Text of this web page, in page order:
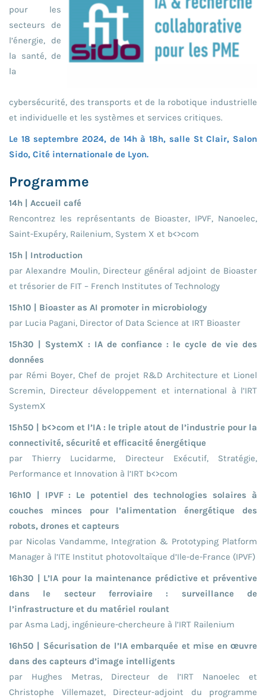
pour les
secteurs de
l’énergie, de
la santé, de
la
cybersécurité, des transports et de la robotique industrielle
et individuelle et les systèmes et services critiques.
Le 18 septembre 2024, de 14h à 18h, salle St Clair, Salon
Sido, Cité internationale de Lyon.
Programme
14h | Accueil café
Rencontrez les représentants de Bioaster, IPVF, Nanoelec,
Saint-Exupéry, Railenium, System X et b<>com
15h | Introduction
par Alexandre Moulin, Directeur général adjoint de Bioaster
et trésorier de FIT – French Institutes of Technology
15h10 | Bioaster as AI promoter in microbiology
par Lucia Pagani, Director of Data Science at IRT Bioaster
15h30 | SystemX : IA de confiance : le cycle de vie des
données
par Rémi Boyer, Chef de projet R&D Architecture et Lionel
Scremin, Directeur développement et international à l’IRT
SystemX
15h50 | b<>com et l’IA : le triple atout de l’industrie pour la
connectivité, sécurité et efficacité énergétique
par Thierry Lucidarme, Directeur Exécutif, Stratégie,
Performance et Innovation à l’IRT b<>com
16h10 | IPVF : Le potentiel des technologies solaires à
couches minces pour l’alimentation énergétique des
robots, drones et capteurs
par Nicolas Vandamme, Integration & Prototyping Platform
Manager à l’ITE Institut photovoltaïque d’Ile-de-France (IPVF)
16h30 | L’IA pour la maintenance prédictive et préventive
dans le secteur ferroviaire : surveillance de
l’infrastructure et du matériel roulant
par Asma Ladj, ingénieure-chercheure à l’IRT Railenium
16h50 | Sécurisation de l’IA embarquée et mise en œuvre
dans des capteurs d’image intelligents
par Hughes Metras, Directeur de l’IRT Nanoelec et
Christophe Villemazet, Directeur-adjoint du programme